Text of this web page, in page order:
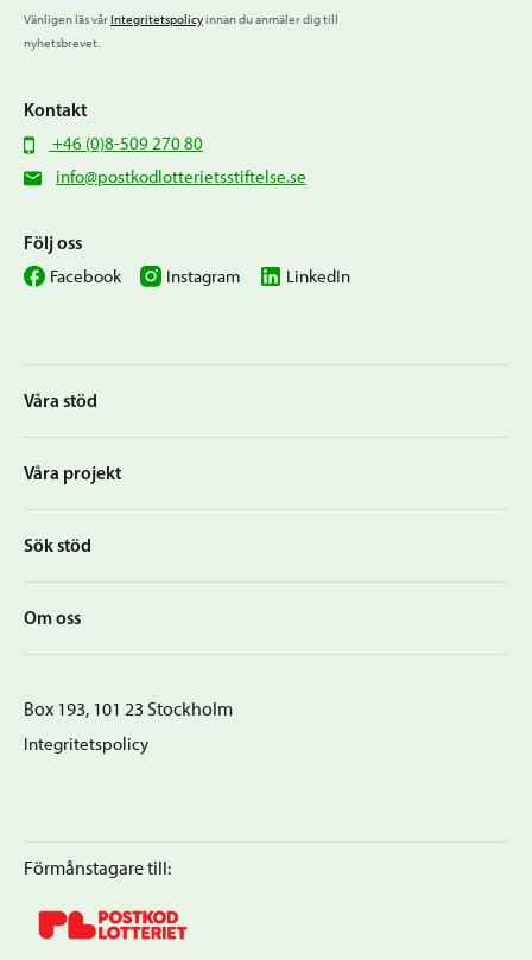
Våra stöd
Våra projekt
Sök stöd
Om oss
Vänligen läs vårIntegritetspolicyinnan du anmäler dig till
nyhetsbrevet.
Kontakt
+46 (0)8-509 270 80
info@postkodlotterietsstiftelse.se
Följ oss
Facebook Instagram LinkedIn
Förmånstagare till:
Box 193, 101 23 Stockholm
Integritetspolicy